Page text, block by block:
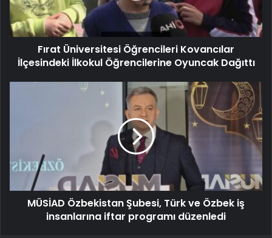
Fırat Üniversitesi Öğrencileri Kovancılar
İlçesindeki İlkokul Öğrencilerine Oyuncak Dağıttı
MÜSİAD Özbekistan Şubesi, Türk ve Özbek iş
insanlarına iftar programı düzenledi